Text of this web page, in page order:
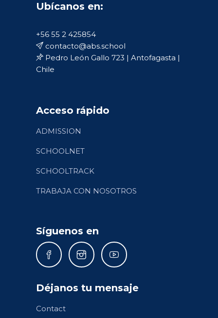
Ubícanos en:
+56 55 2 425854
contacto@abs.school
Pedro León Gallo 723 | Antofagasta |
Chile
Acceso rápido
ADMISSION
SCHOOLNET
SCHOOLTRACK
TRABAJA CON NOSOTROS
Síguenos en
Déjanos tu mensaje
Contact